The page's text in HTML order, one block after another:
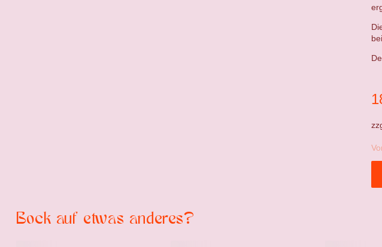
Bock auf etwas anderes?